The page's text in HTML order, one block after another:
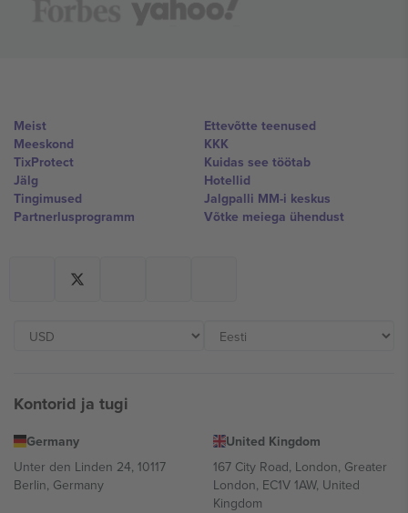
Meist
Meeskond
TixProtect
Jälg
Tingimused
Partnerlusprogramm
Ettevõtte teenused
KKK
Kuidas see töötab
Hotellid
Jalgpalli MM-i keskus
Võtke meiega ühendust
Kontorid ja tugi
Germany
Unter den Linden 24, 10117
Berlin, Germany
United Kingdom
167 City Road, London, Greater
London, EC1V 1AW, United
Kingdom